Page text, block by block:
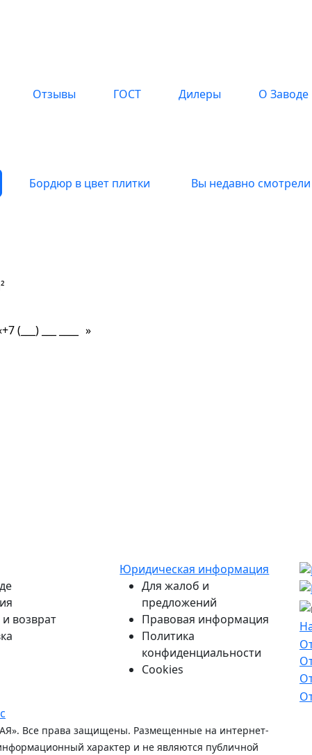
Отзывы ГОСТ Дилеры О Заводе
Бордюр в цвет плитки Вы недавно смотрели
»
возврат
Юридическая информация
Для жалоб и
предложений
Правовая информация
Политика
конфиденциальности
Cookies
Все права защищены. Размещенные на интернет-
характер и не являются публичной